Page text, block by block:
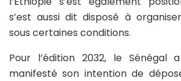
s’est aussi dit disposé à
sous certaines conditions.
Pour l’édition 2032, le Sénégal
manifesté son intention de